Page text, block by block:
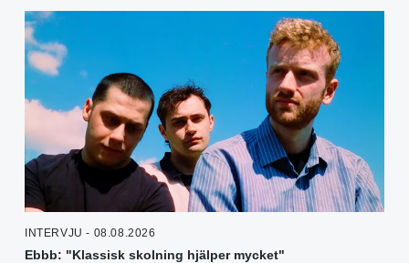
INTERVJU - 08.08.2026
Ebbb: "Klassisk skolning hjälper mycket"